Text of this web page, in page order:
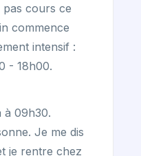
pas cours ce
commence
intensif :
- 18h00.
à 09h30.
Je me dis
je rentre chez